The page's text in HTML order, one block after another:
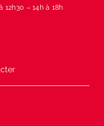
12h30 – 14h à 18h